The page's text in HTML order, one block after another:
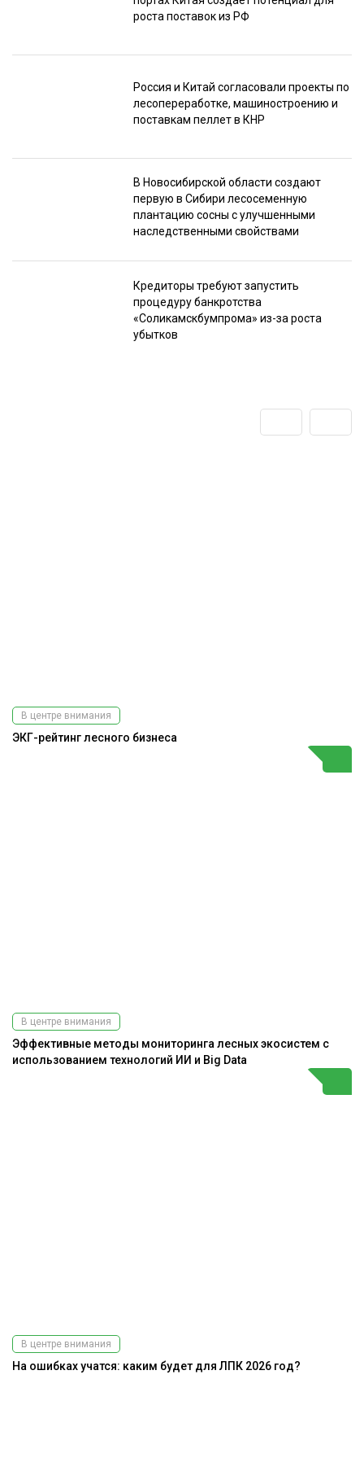
роста поставок из РФ
Россия и Китай согласовали проекты по
лесопереработке, машиностроению и
поставкам пеллет в КНР
В Новосибирской области создают
первую в Сибири лесосеменную
плантацию сосны с улучшенными
наследственными свойствами
Кредиторы требуют запустить
процедуру банкротства
«Соликамскбумпрома» из-за роста
убытков
В центре внимания
ЭКГ-рейтинг лесного бизнеса
В центре внимания
Эффективные методы мониторинга лесных экосистем с
использованием технологий ИИ и Big Data
В центре внимания
На ошибках учатся: каким будет для ЛПК 2026 год?